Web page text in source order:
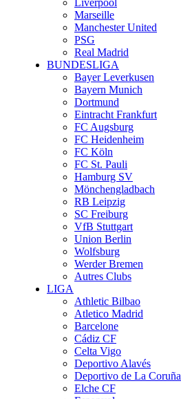
Liverpool
Marseille
Manchester United
PSG
Real Madrid
BUNDESLIGA
Bayer Leverkusen
Bayern Munich
Dortmund
Eintracht Frankfurt
FC Augsburg
FC Heidenheim
FC Köln
FC St. Pauli
Hamburg SV
Mönchengladbach
RB Leipzig
SC Freiburg
VfB Stuttgart
Union Berlin
Wolfsburg
Werder Bremen
Autres Clubs
LIGA
Athletic Bilbao
Atletico Madrid
Barcelone
Cádiz CF
Celta Vigo
Deportivo Alavés
Deportivo de La Coruña
Elche CF